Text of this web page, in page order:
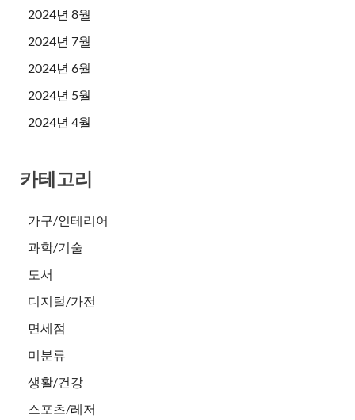
2024년 8월
2024년 7월
2024년 6월
2024년 5월
2024년 4월
카테고리
가구/인테리어
과학/기술
도서
디지털/가전
면세점
미분류
생활/건강
스포츠/레저